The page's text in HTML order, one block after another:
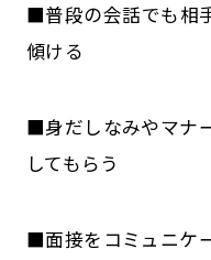
■普段の会話でも相
傾ける
■身だしなみやマナ
してもらう
■面接をコミュニケ